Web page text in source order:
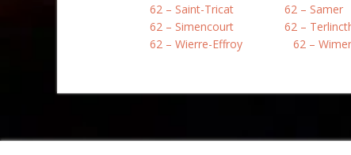
62 – Saint-Tricat
62 – Samer
62 – Simencourt
62 –
62 – Wierre-Effroy
62 –